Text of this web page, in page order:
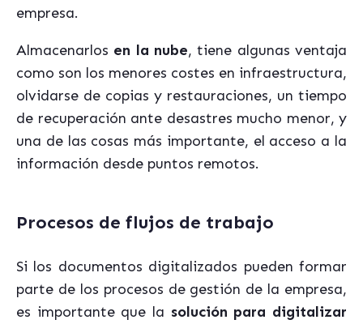
empresa.
Almacenarlos en la nube, tiene algunas ventaja
como son los menores costes en infraestructura,
olvidarse de copias y restauraciones, un tiempo
de recuperación ante desastres mucho menor, y
una de las cosas más importante, el acceso a la
información desde puntos remotos.
Procesos de flujos de trabajo
Si los documentos digitalizados pueden formar
parte de los procesos de gestión de la empresa,
es importante que la solución para digitalizar